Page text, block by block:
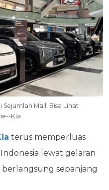
Sejumlah Mall, Bisa Lihat
Kia
terus memperluas
lewat gelaran
sepanjang